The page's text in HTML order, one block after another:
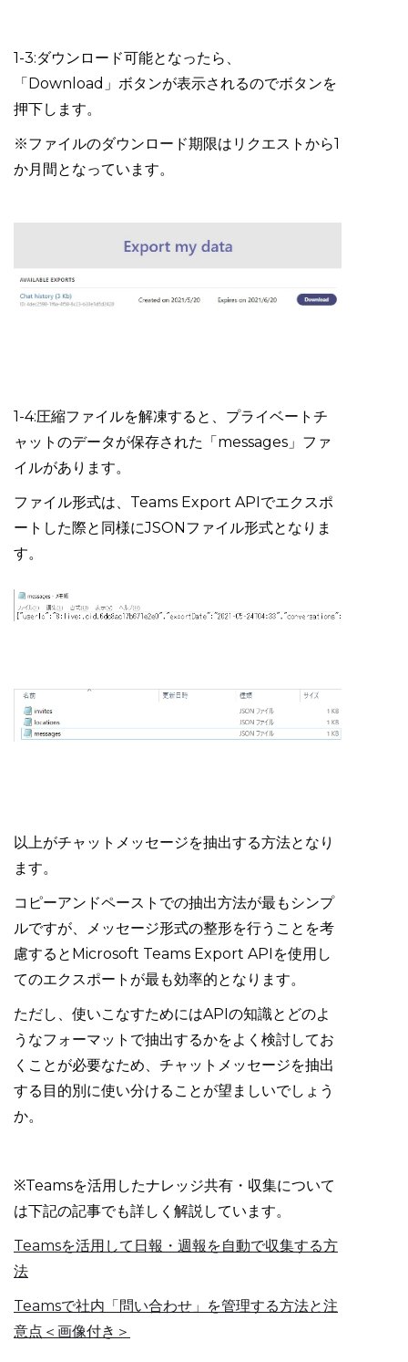
1-3:ダウンロード可能となったら、
「Download」ボタンが表示されるのでボタンを
押下します。
※ファイルのダウンロード期限はリクエストから1
か月間となっています。
1-4:圧縮ファイルを解凍すると、プライベートチ
ャットのデータが保存された「messages」ファ
イルがあります。
ファイル形式は、Teams Export APIでエクスポ
ートした際と同様にJSONファイル形式となりま
す。
以上がチャットメッセージを抽出する方法となり
ます。
コピーアンドペーストでの抽出方法が最もシンプ
ルですが、メッセージ形式の整形を行うことを考
慮するとMicrosoft Teams Export APIを使用し
てのエクスポートが最も効率的となります。
ただし、使いこなすためにはAPIの知識とどのよ
うなフォーマットで抽出するかをよく検討してお
くことが必要なため、チャットメッセージを抽出
する目的別に使い分けることが望ましいでしょう
か。
※Teamsを活用したナレッジ共有・収集について
は下記の記事でも詳しく解説しています。
Teamsを活用して日報・週報を自動で収集する方
法
Teamsで社内「問い合わせ」を管理する方法と注
意点＜画像付き＞